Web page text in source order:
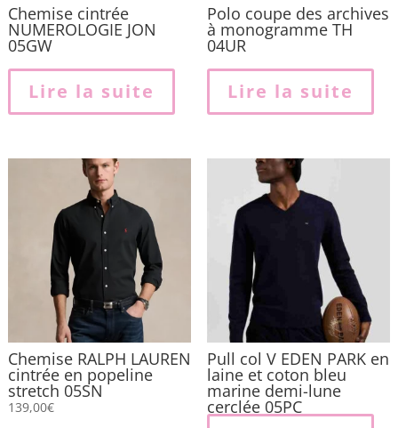
Chemise cintrée
NUMEROLOGIE JON
05GW
Lire la suite
Polo coupe des archives
à monogramme TH
04UR
Lire la suite
Chemise RALPH LAUREN
cintrée en popeline
stretch 05SN
139,00€
Pull col V EDEN PARK en
laine et coton bleu
marine demi-lune
cerclée 05PC